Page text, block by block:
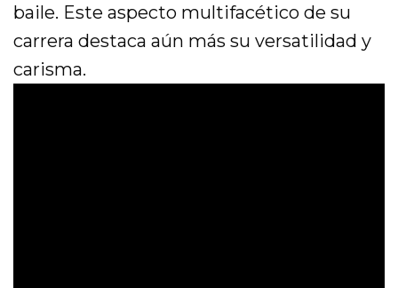
baile. Este aspecto multifacético de su
carrera destaca aún más su versatilidad y
carisma.